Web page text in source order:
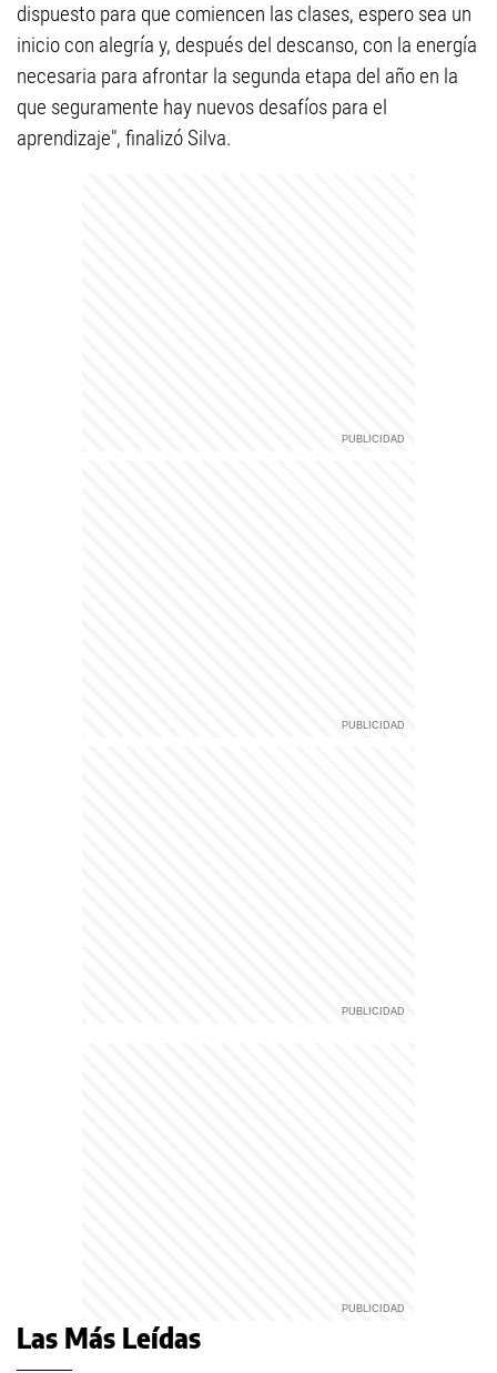
dispuesto para que comiencen las clases, espero sea un
inicio con alegría y, después del descanso, con la energía
necesaria para afrontar la segunda etapa del año en la
que seguramente hay nuevos desafíos para el
aprendizaje", finalizó Silva.
Las Más Leídas